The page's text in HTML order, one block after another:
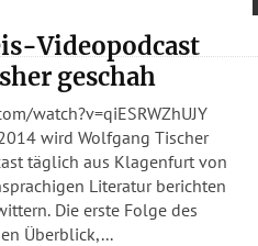
Videopodcast
geschah
watch?v=qiESRWZhUJY
wird Wolfgang Tischer
täglich aus Klagenfurt von
Literatur berichten
Folge des
Überblick,...